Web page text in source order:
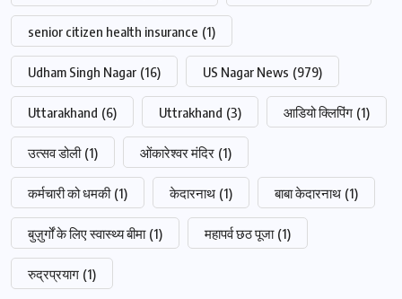
senior citizen health insurance (1)
Udham Singh Nagar (16) US Nagar News (979)
Uttarakhand (6) Uttrakhand (3) आडियो क्लिपिंग (1)
उत्सव डोली (1) ओंकारेश्वर मंदिर (1)
कर्मचारी को धमकी (1) केदारनाथ (1) बाबा केदारनाथ (1)
बुज़ुर्गों के लिए स्वास्थ्य बीमा (1) महापर्व छठ पूजा (1)
रुद्रप्रयाग (1)